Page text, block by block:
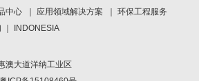
中心 应用领域解决方案
环保工程服务
INDONESIA
澳大道洋纳工业区